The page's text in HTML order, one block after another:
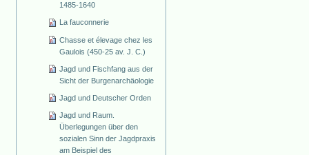
1485-1640
La fauconnerie
Chasse et élevage chez les
Gaulois (450-25 av. J. C.)
Jagd und Fischfang aus der
Sicht der Burgenarchäologie
Jagd und Deutscher Orden
Jagd und Raum.
Überlegungen über den
sozialen Sinn der Jagdpraxis
am Beispiel des